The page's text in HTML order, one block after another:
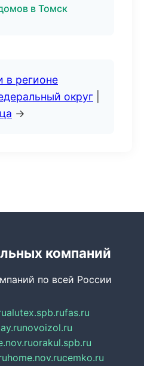
в Томск
в регионе
округ
→
компаний
по всей России
alutex.spb.rufas.ru
novoizol.ru
orakul.spb.ru
home.nov.rucemko.ru